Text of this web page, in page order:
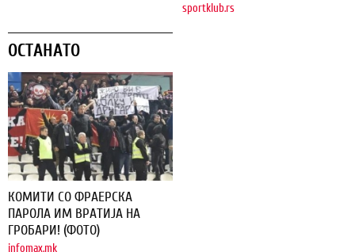
sportklub.rs
ОСТАНАТО
КОМИТИ СО ФРАЕРСКА
ПАРОЛА ИМ ВРАТИЈА НА
ГРОБАРИ! (ФОТО)
infomax.mk